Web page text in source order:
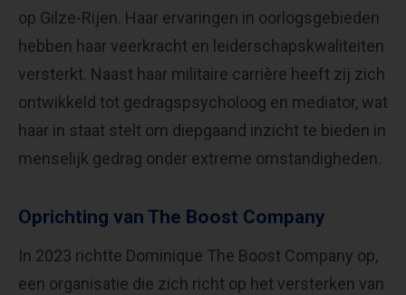
op Gilze-Rijen. Haar ervaringen in oorlogsgebieden
hebben haar veerkracht en leiderschapskwaliteiten
versterkt. Naast haar militaire carrière heeft zij zich
ontwikkeld tot gedragspsycholoog en mediator, wat
haar in staat stelt om diepgaand inzicht te bieden in
menselijk gedrag onder extreme omstandigheden. ​
Oprichting van The Boost Company
In 2023 richtte Dominique The Boost Company op,
een organisatie die zich richt op het versterken van